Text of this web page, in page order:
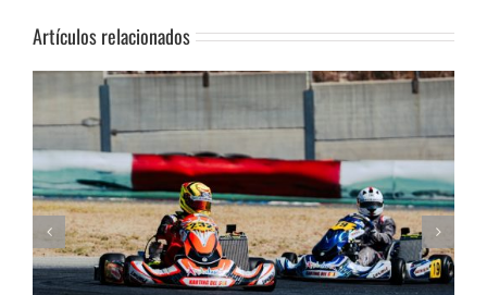
Artículos relacionados
Humberto Janssens conquista la Subida al Cerro de los Cañones de
Lanjarón 2026 en un brillante fin de semana de automovilismo